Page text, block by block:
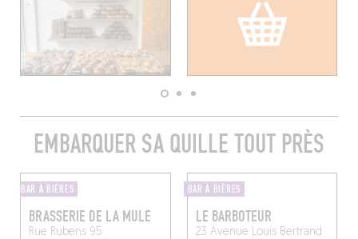
EMBARQUER SA QUILLE TOUT PRÈS
BAR À BIÈRES
BRASSERIE DE LA MULE
Rue Rubens 95
BAR À BIÈRES
LE BARBOTEUR
23 Avenue Louis Bertrand